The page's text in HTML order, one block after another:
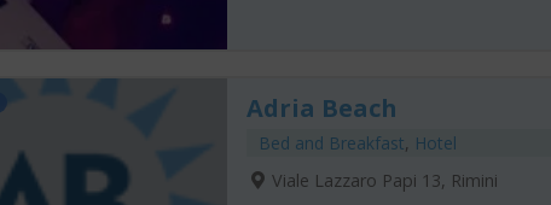
Adria Beach
Bed and Breakfast, Hotel
Viale Lazzaro Papi 13, Rimini